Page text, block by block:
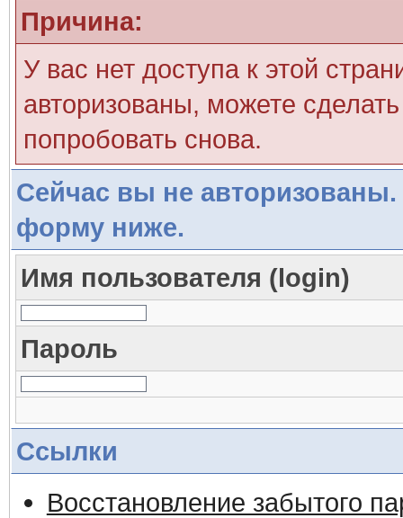
Причина:
У вас нет доступа к этой
авторизованы, можете
попробовать снова.
Сейчас вы не авторизованы.
форму ниже.
Имя пользователя (login)
Пароль
Ссылки
Восстановление забытого